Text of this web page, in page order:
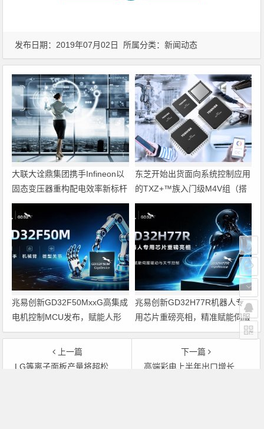
发布日期：2019年07月02日 所属分类：新闻动态
大联大诠鼎集团携手Infineon以
固态变压器重构配电效率新标杆
东芝开始出货面向系统控制应用
的TXZ+™族入门级M4V组（搭
载Arm Cortex‑M4内核的标准微
控制器）工程样品
兆易创新GD32F50MxxG高集成
电机控制MCU发布，赋能人形
机器人关节驱动革新
兆易创新GD32H77R机器人专
用芯片重磅亮相，精准赋能伺服
驱动与关节控制
上一篇
LG等离子面板产量将超松下 面板月产35万块
下一篇
高端彩电上半年出口增长迅猛